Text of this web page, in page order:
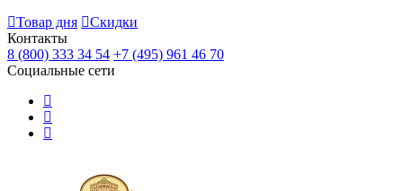
Товар дня
Скидки
Контакты
8 (800) 333 34 54 +7 (495) 961 46 70
Социальные сети